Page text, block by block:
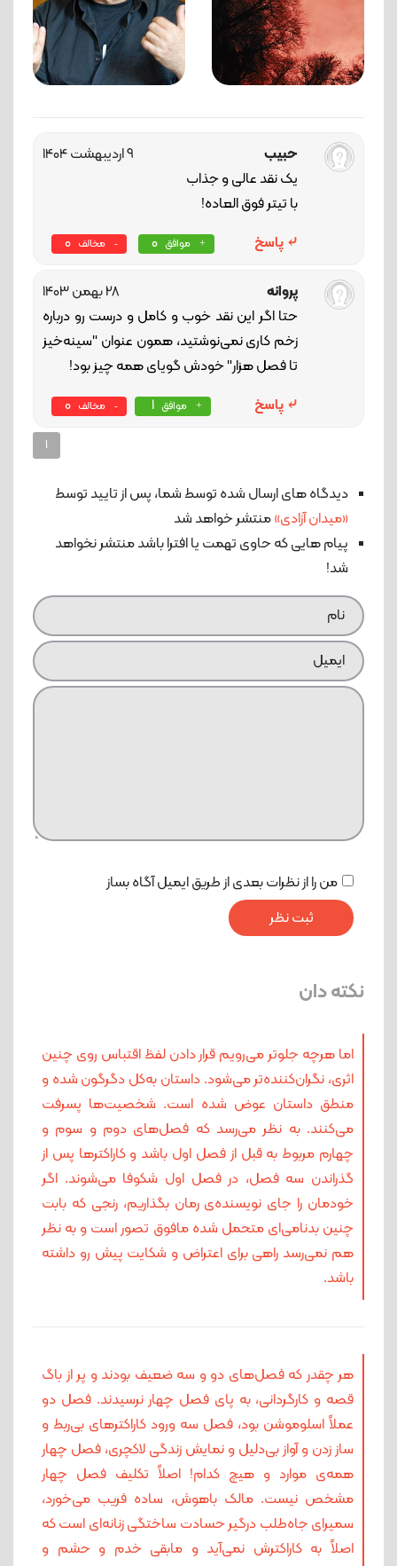
حبیب
9 اردیبهشت 1404
یک نقد عالی و جذاب
با تیتر فوق العاده!
پاسخ
موافق 0 مخالف 0
پروانه
28 بهمن 1403
حتا اگر این نقد خوب و کامل و درست رو درباره
زخم کاری نمی‌نوشتید، همون عنوان "سینه‌خیز
تا فصل هزار" خودش گویای همه چیز بود!
پاسخ
موافق 1 مخالف 0
1
دیدگاه های ارسال شده توسط شما، پس از تایید توسط
«میدان آزادی»منتشر خواهد شد
پیام هایی که حاوی تهمت یا افترا باشد منتشر نخواهد
شد!
من را از نظرات بعدی از طریق ایمیل آگاه بساز
نکته دان
اما هرچه جلوتر می‌رویم قرار دادن لفظ اقتباس روی چنین
اثری، نگران‌کننده‌تر می‌شود. داستان به‌کل دگرگون شده و
منطق داستان عوض شده است. شخصیت‌ها پسرفت
می‌کنند. به‌ نظر می‌رسد که فصل‌های دوم و سوم و
چهارم مربوط به قبل از فصل اول باشد و کاراکترها پس از
گذراندن سه فصل، در فصل اول شکوفا می‌شوند. اگر
خودمان را جای نویسنده‌ی رمان بگذاریم، رنجی که بابت
چنین بدنامی‌ای متحمل شده مافوق تصور است و به نظر
هم نمی‌رسد راهی برای اعتراض و شکایت پیش‌ رو داشته
باشد.
هر چقدر که فصل‌های دو و سه ضعیف بودند و پر از باگ
قصه و کارگردانی، به پای فصل چهار نرسیدند. فصل دو
عملاً اسلوموشن بود، فصل سه ورود کاراکترهای بی‌ربط و
ساز زدن و آواز بی‌دلیل و نمایش زندگی لاکچری، فصل چهار
همه‌ی موارد و هیچ ‌کدام! اصلاً تکلیف فصل چهار
مشخص نیست. مالک باهوش، ساده فریب می‌خورد،
سمیرای جاه‌طلب درگیر حسادت ساختگی زنانه‌ای است که
اصلاً به کاراکترش نمی‌آید و مابقی خدم و حشم و